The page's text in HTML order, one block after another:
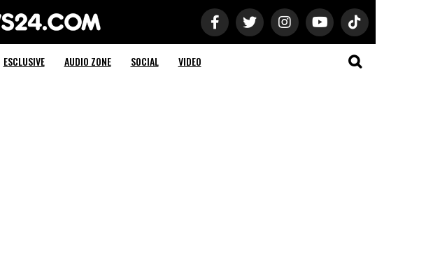
ESCLUSIVE AUDIO ZONE SOCIAL VIDEO